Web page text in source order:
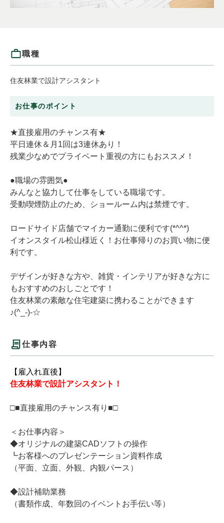
職種
住友林業で設計アシスタント
お仕事のポイント
★直接雇用のチャンス有★
平日連休＆月1回は3連休あり！
残業少なめでプライベート重視の方にもおススメ！
●職場の雰囲気●
みんなと協力して仕事をしている職場です。
受動喫煙防止のため、ショールーム内は禁煙です。
ロードサイド店舗でマイカー通勤に便利です(*^^*)
イオンスタイル松山様近く！お仕事帰りのお買い物に便
利です。
デザインが好きな方や、雑貨・インテリアが好きな方に
もおすすめのおしごとです！
住友林業の素敵な住宅建築に携わることができます
♪(^_-)-☆
仕事内容
【雇入れ直後】
住友林業で設計アシスタント！
□■直接雇用のチャンス有り■□
＜お仕事内容＞
◆オリジナルの建築CADソフトの操作
┗お客様へのプレゼンテーション資料作成
（平面、立面、外観、内観パース）
◆設計補助業務
（書類作成、年数回のイベントお手伝い等）